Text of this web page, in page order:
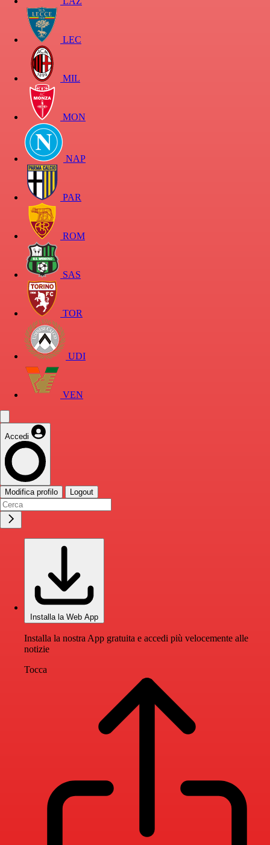
LEC
MIL
MON
NAP
PAR
ROM
SAS
TOR
UDI
VEN
Accedi
Modifica profilo Logout
Installa la Web App
Installa la nostra App gratuita e accedi più velocemente alle
notizie
Tocca